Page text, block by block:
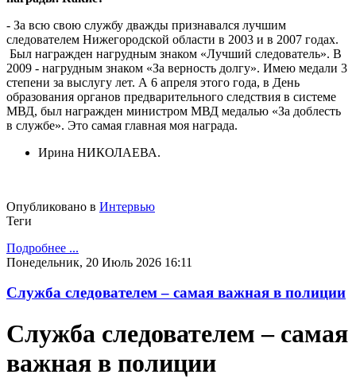
- За всю свою службу дважды признавался лучшим
следователем Нижегородской области в 2003 и в 2007 годах.
Был награжден нагрудным знаком «Лучший следователь». В
2009 - нагрудным знаком «За верность долгу». Имею медали 3
степени за выслугу лет. А 6 апреля этого года, в День
образования органов предварительного следствия в системе
МВД, был награжден министром МВД медалью «За доблесть
в службе». Это самая главная моя награда.
Ирина НИКОЛАЕВА.
Опубликовано в Интервью
Теги
Подробнее ...
Понедельник, 20 Июль 2026 16:11
Служба следователем – самая важная в полиции
Служба следователем – самая
важная в полиции